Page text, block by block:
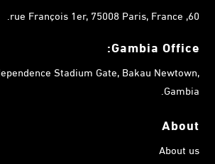
60, rue François 1er, 75008 Paris, France.
Gambia Office:
Stadium Gate, Bakau Newtown,
Gambia.
About
About us